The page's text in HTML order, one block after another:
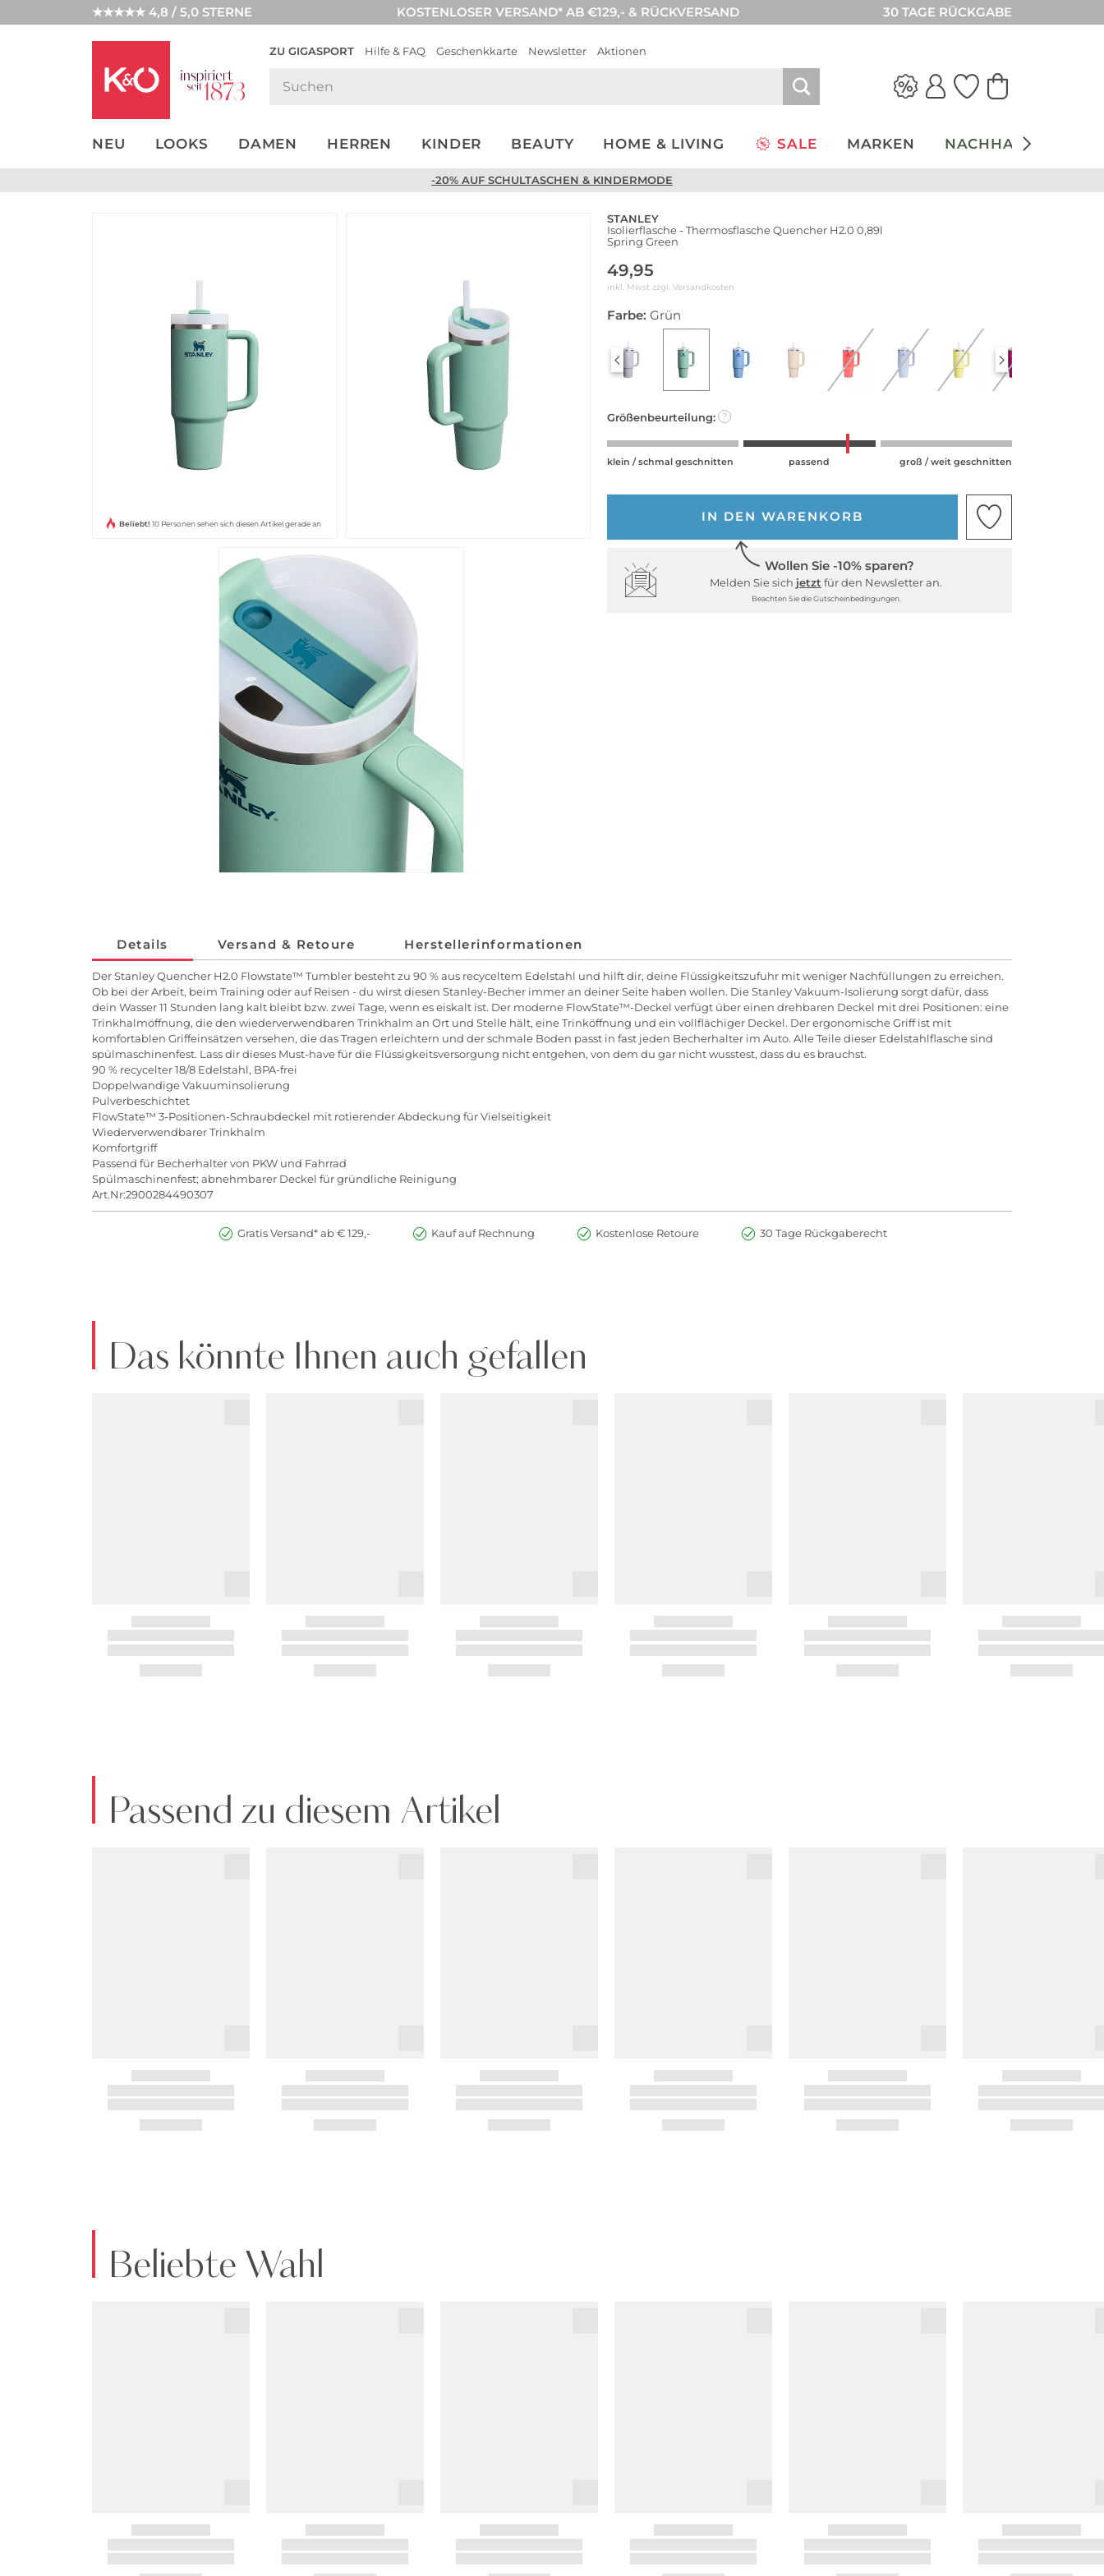
★★★★★ 4,8 / 5,0 STERNE KOSTENLOSER VERSAND* AB €129,- & RÜCKVERSAND 30 TAGE RÜCKGABE
ZU GIGASPORT Hilfe & FAQ Geschenkkarte Newsletter Aktionen
NEU LOOKS DAMEN HERREN KINDER BEAUTY HOME & LIVING SALE MARKEN NACHHALTIGKEIT
NEW IN
WEDDING
-20% AUF SCHULTASCHEN & KINDERMODE
Beliebt! 10 Personen sehen sich diesen Artikel gerade an
STANLEY
Isolierflasche - Thermosflasche Quencher H2.0 0,89l
Spring Green
49,95
inkl. Mwst zzgl. Versandkosten
Farbe: Grün
Größenbeurteilung: ?
klein / schmal geschnitten passend groß / weit geschnitten
IN DEN WARENKORB
Wollen Sie -10% sparen?
Melden Sie sich jetzt für den Newsletter an.
Beachten Sie die Gutscheinbedingungen.
Details Versand & Retoure Herstellerinformationen
Der Stanley Quencher H2.0 Flowstate™ Tumbler besteht zu 90 % aus recyceltem Edelstahl und hilft dir, deine Flüssigkeitszufuhr mit weniger Nachfüllungen zu erreichen.
Ob bei der Arbeit, beim Training oder auf Reisen - du wirst diesen Stanley-Becher immer an deiner Seite haben wollen. Die Stanley Vakuum-Isolierung sorgt dafür, dass
dein Wasser 11 Stunden lang kalt bleibt bzw. zwei Tage, wenn es eiskalt ist. Der moderne FlowState™-Deckel verfügt über einen drehbaren Deckel mit drei Positionen: eine
Trinkhalmöffnung, die den wiederverwendbaren Trinkhalm an Ort und Stelle hält, eine Trinköffnung und ein vollflächiger Deckel. Der ergonomische Griff ist mit
komfortablen Griffeinsätzen versehen, die das Tragen erleichtern und der schmale Boden passt in fast jeden Becherhalter im Auto. Alle Teile dieser Edelstahlflasche sind
spülmaschinenfest. Lass dir dieses Must-have für die Flüssigkeitsversorgung nicht entgehen, von dem du gar nicht wusstest, dass du es brauchst.
90 % recycelter 18/8 Edelstahl, BPA-frei
Doppelwandige Vakuuminsolierung
Pulverbeschichtet
FlowState™ 3-Positionen-Schraubdeckel mit rotierender Abdeckung für Vielseitigkeit
Wiederverwendbarer Trinkhalm
Komfortgriff
Passend für Becherhalter von PKW und Fahrrad
Spülmaschinenfest; abnehmbarer Deckel für gründliche Reinigung​
Art.Nr:2900284490307
Gratis Versand* ab € 129,- Kauf auf Rechnung Kostenlose Retoure 30 Tage Rückgaberecht
Das könnte Ihnen auch gefallen
Passend zu diesem Artikel
Beliebte Wahl